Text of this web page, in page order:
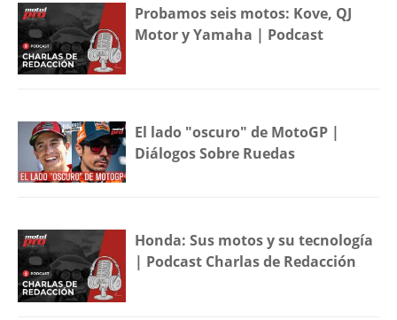
Probamos seis motos: Kove, QJ
Motor y Yamaha | Podcast
El lado "oscuro" de MotoGP |
Diálogos Sobre Ruedas
Honda: Sus motos y su tecnología
| Podcast Charlas de Redacción